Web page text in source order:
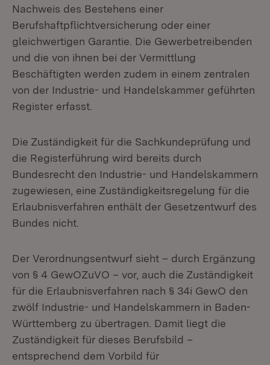
Nachweis des Bestehens einer
Berufshaftpflichtversicherung oder einer
gleichwertigen Garantie. Die Gewerbetreibenden
und die von ihnen bei der Vermittlung
Beschäftigten werden zudem in einem zentralen
von der Industrie- und Handelskammer geführten
Register erfasst.
Die Zuständigkeit für die Sachkundeprüfung und
die Registerführung wird bereits durch
Bundesrecht den Industrie- und Handelskammern
zugewiesen, eine Zuständigkeitsregelung für die
Erlaubnisverfahren enthält der Gesetzentwurf des
Bundes nicht.
Der Verordnungsentwurf sieht – durch Ergänzung
von § 4 GewOZuVO – vor, auch die Zuständigkeit
für die Erlaubnisverfahren nach § 34i GewO den
zwölf Industrie- und Handelskammern in Baden-
Württemberg zu übertragen. Damit liegt die
Zuständigkeit für dieses Berufsbild –
entsprechend dem Vorbild für